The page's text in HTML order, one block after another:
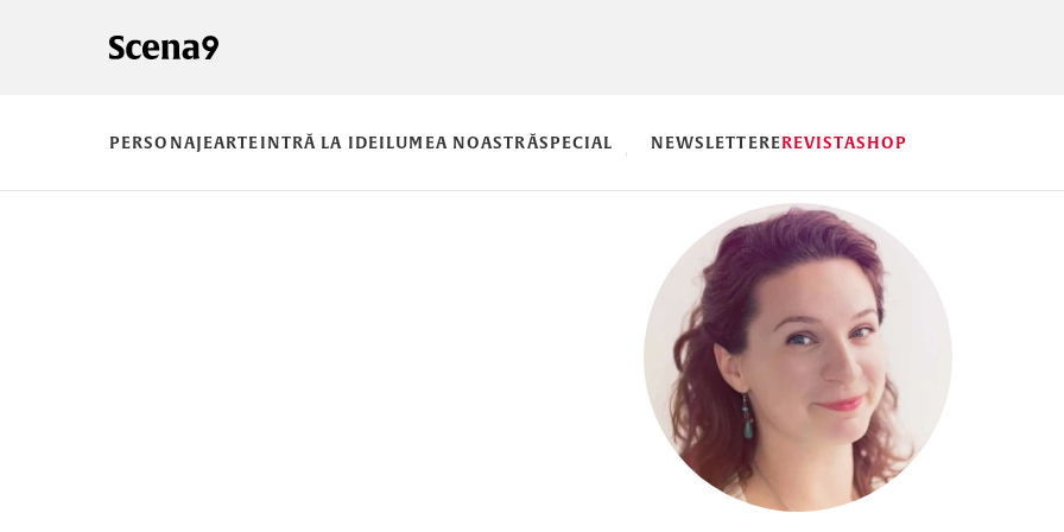
PERSONAJEARTEINTRĂ LA IDEILUMEA NOASTRĂSPECIAL NEWSLETTEREREVISTASHOP